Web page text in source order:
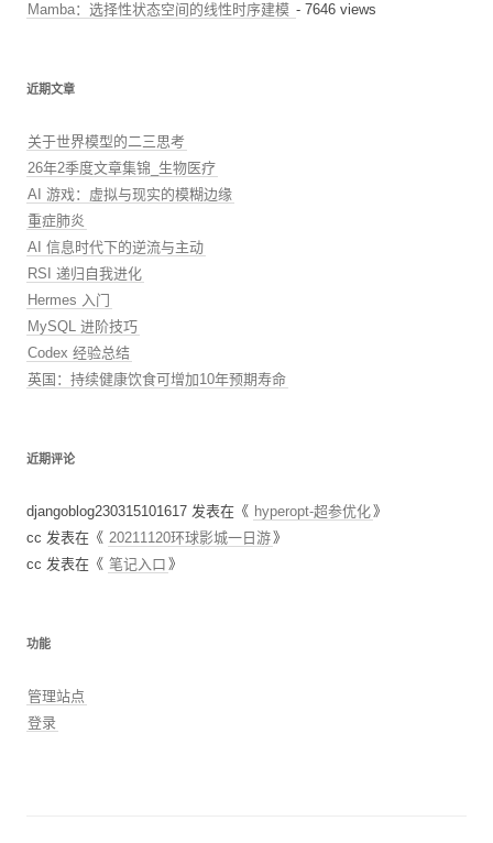
Mamba：选择性状态空间的线性时序建模 - 7646 views
近期文章
关于世界模型的二三思考
26年2季度文章集锦_生物医疗
AI 游戏：虚拟与现实的模糊边缘
重症肺炎
AI 信息时代下的逆流与主动
RSI 递归自我进化
Hermes 入门
MySQL 进阶技巧
Codex 经验总结
英国：持续健康饮食可增加10年预期寿命
近期评论
djangoblog230315101617 发表在《 hyperopt-超参优化 》
cc 发表在《 20211120环球影城一日游 》
cc 发表在《 笔记入口 》
功能
管理站点
登录